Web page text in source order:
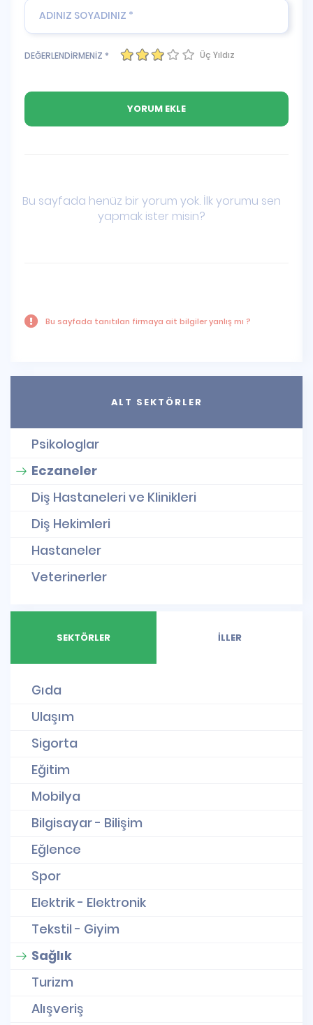
DEĞERLENDİRMENİZ * Üç Yıldız
Bu sayfada henüz bir yorum yok. İlk yorumu sen
yapmak ister misin?
Bu sayfada tanıtılan firmaya ait bilgiler yanlış mı ?
ALT SEKTÖRLER
Psikologlar
Eczaneler
Diş Hastaneleri ve Klinikleri
Diş Hekimleri
Hastaneler
Veterinerler
SEKTÖRLER İLLER
Gıda
Ulaşım
Sigorta
Eğitim
Mobilya
Bilgisayar - Bilişim
Eğlence
Spor
Elektrik - Elektronik
Tekstil - Giyim
Sağlık
Turizm
Alışveriş